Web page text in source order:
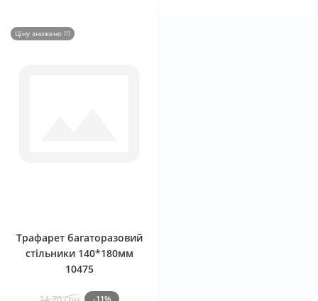
Ціну знижено !!!
Трафарет багаторазовий
стільники 140*180мм
10475
-11%